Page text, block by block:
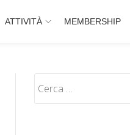
ATTIVITÀ MEMBERSHIP